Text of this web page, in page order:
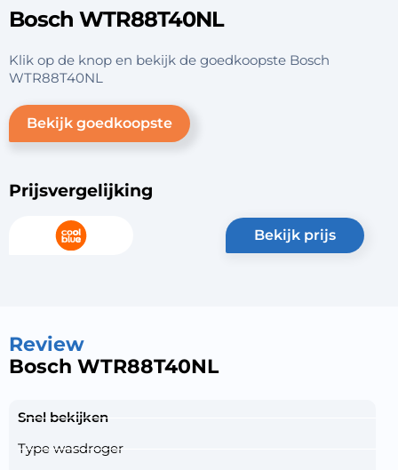
Bosch WTR88T40NL
Klik op de knop en bekijk de goedkoopste Bosch
WTR88T40NL
Bekijk goedkoopste
Prijsvergelijking
bekijk prijs
Review
Bosch WTR88T40NL
Snel bekijken
Type wasdroger